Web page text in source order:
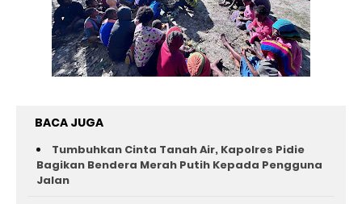
BACA JUGA
Tumbuhkan Cinta Tanah Air, Kapolres Pidie
Bagikan Bendera Merah Putih Kepada Pengguna
Jalan ‎